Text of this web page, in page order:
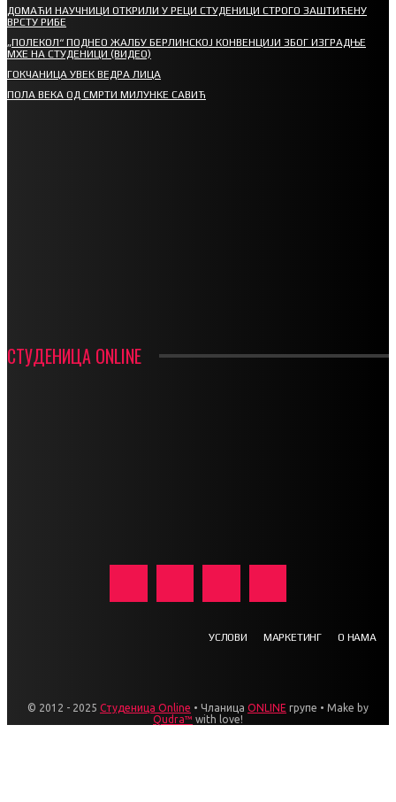
ДОМАЋИ НАУЧНИЦИ ОТКРИЛИ У РЕЦИ СТУДЕНИЦИ СТРОГО ЗАШТИЋЕНУ
ВРСТУ РИБЕ
„ПОЛЕКОЛ“ ПОДНЕО ЖАЛБУ БЕРЛИНСКОЈ КОНВЕНЦИЈИ ЗБОГ ИЗГРАДЊЕ
МХЕ НА СТУДЕНИЦИ (ВИДЕО)
ГОКЧАНИЦА УВЕК ВЕДРА ЛИЦА
ПОЛА ВЕКА ОД СМРТИ МИЛУНКЕ САВИЋ
СТУДЕНИЦА ONLINE
УСЛОВИ МАРКЕТИНГ О НАМА
© 2012 - 2025 Студеница Online • Чланица ONLINE групе • Make by
Qudra™ with love!